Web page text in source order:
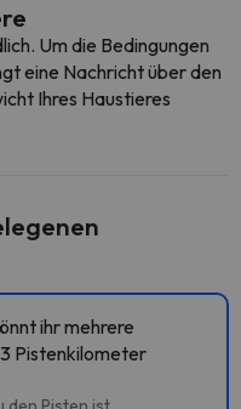
Um die Bedingungen
eine Nachricht über den
Ihres Haustieres
ihr mehrere
Pistenkilometer